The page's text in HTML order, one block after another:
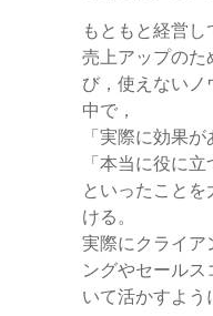
もともと経営
売上アップのた
び，使えない
中で，
「実際に効果が
「本当に役に立
といったこと
ける。
実際にクライア
ングやセール
いて活かすよう